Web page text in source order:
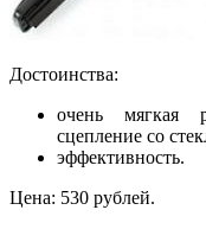
Достоинства:
очень мягкая
сцепление со
эффективность.
Цена: 530 рублей.